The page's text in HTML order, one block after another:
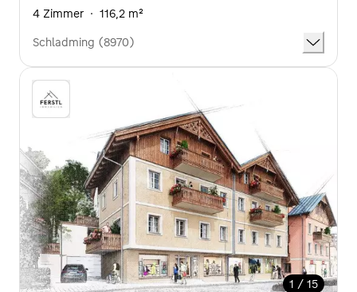
4 Zimmer · 116,2 m²
Schladming (8970)
1 / 15